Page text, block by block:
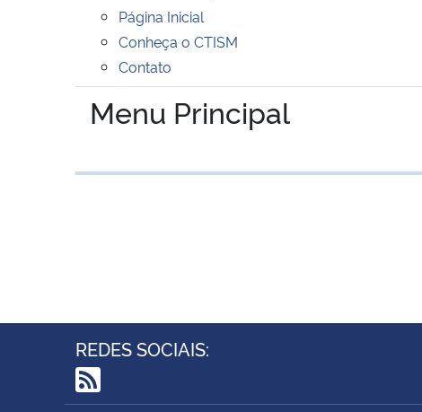
Página Inicial
Conheça o CTISM
Contato
Menu Principal
REDES SOCIAIS: